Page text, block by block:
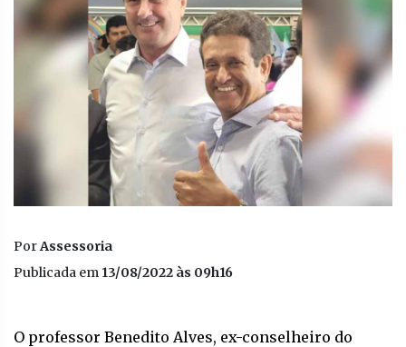
PorAssessoria
Publicada em 13/08/2022 às 09h16
O professor Benedito Alves, ex-conselheiro do